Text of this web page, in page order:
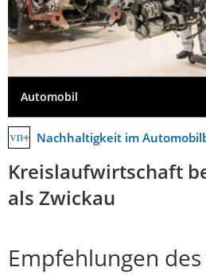
Automobil
Nachhaltigkeit im
Kreislaufwirtschaft
als Zwickau
Empfehlungen des